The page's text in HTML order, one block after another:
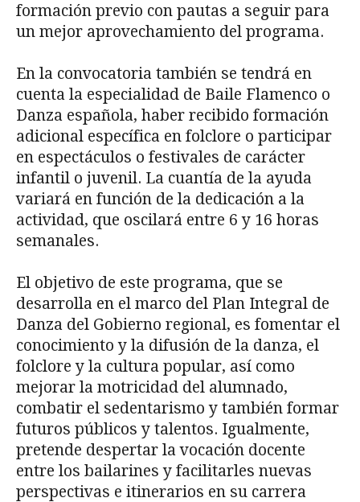
formación previo con pautas a seguir para
un mejor aprovechamiento del programa.
En la convocatoria también se tendrá en
cuenta la especialidad de Baile Flamenco o
Danza española, haber recibido formación
adicional específica en folclore o participar
en espectáculos o festivales de carácter
infantil o juvenil. La cuantía de la ayuda
variará en función de la dedicación a la
actividad, que oscilará entre 6 y 16 horas
semanales.
El objetivo de este programa, que se
desarrolla en el marco del Plan Integral de
Danza del Gobierno regional, es fomentar el
conocimiento y la difusión de la danza, el
folclore y la cultura popular, así como
mejorar la motricidad del alumnado,
combatir el sedentarismo y también formar
futuros públicos y talentos. Igualmente,
pretende despertar la vocación docente
entre los bailarines y facilitarles nuevas
perspectivas e itinerarios en su carrera